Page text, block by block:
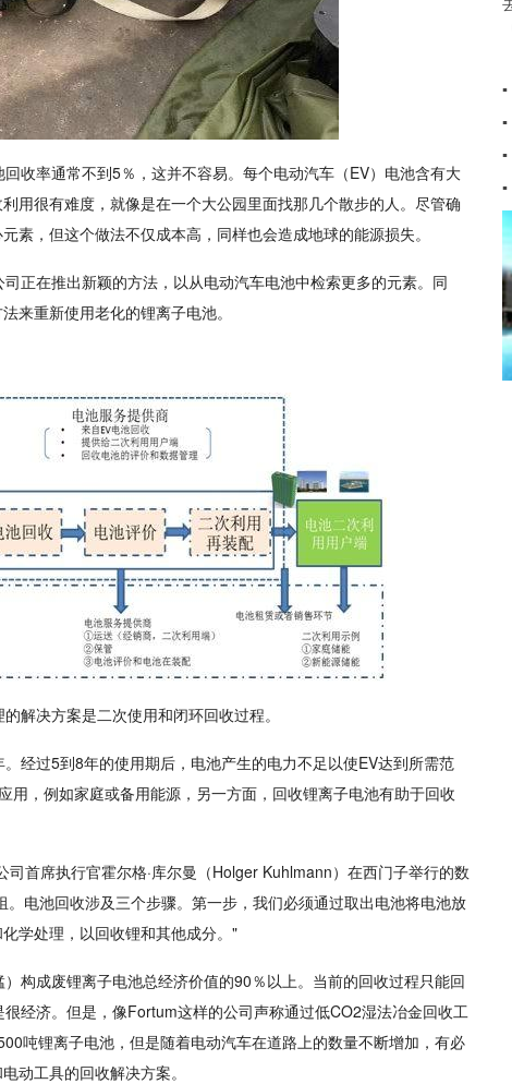
收率通常不到5％，这并不容易。每个电动汽车（EV）电池含有大
用很有难度，就像是在一个大公园里面找那几个散步的人。尽管确
素，但这个做法不仅成本高，同样也会造成地球的能源损失。
正在推出新颖的方法，以从电动汽车电池中检索更多的元素。同
来重新使用老化的锂离子电池。
解决方案是二次使用和闭环回收过程。
经过5到8年的使用期后，电池产生的电力不足以使EV达到所需范
用，例如家庭或备用能源，另一方面，回收锂离子电池有助于回收
首席执行官霍尔格·库尔曼（Holger Kuhlmann）在西门子举行的数
电池回收涉及三个步骤。第一步，我们必须通过取出电池将电池放
学处理，以回收锂和其他成分。"
构成废锂离子电池总经济价值的90％以上。当前的回收过程只能回
经济。但是，像Fortum这样的公司声称通过低CO2湿法冶金回收工
吨锂离子电池，但是随着电动汽车在道路上的数量不断增加，有必
动工具的回收解决方案。
▪
▪
▪
▪